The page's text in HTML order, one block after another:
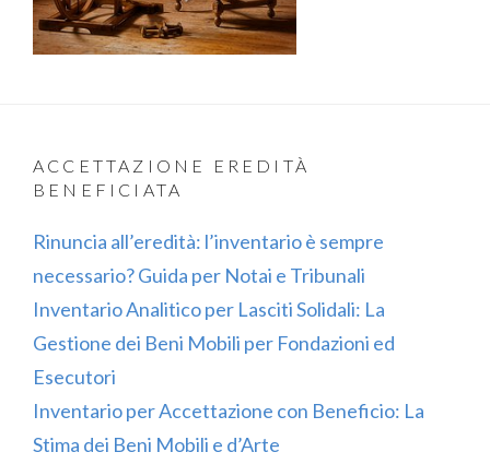
ACCETTAZIONE EREDITÀ
BENEFICIATA
Rinuncia all’eredità: l’inventario è sempre
necessario? Guida per Notai e Tribunali
Inventario Analitico per Lasciti Solidali: La
Gestione dei Beni Mobili per Fondazioni ed
Esecutori
Inventario per Accettazione con Beneficio: La
Stima dei Beni Mobili e d’Arte